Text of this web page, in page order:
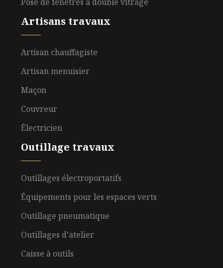
Artisans travaux
Artisan chauffagiste
Artisan menuisier
Maçon
Couvreur
Électricien
Outillage travaux
Outillages électroportatifs
Équipements pour les espaces verts
Outillage pneumatique
Outillages d’atelier
Caisse à outils